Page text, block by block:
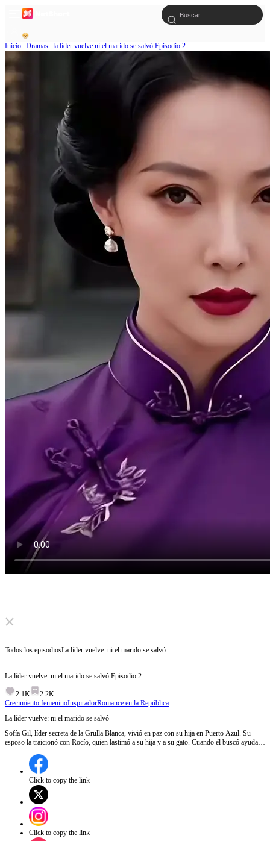
Inicio Dramas la líder vuelve ni el marido se salvó Episodio 2
Click to unmute
y lo desafió a intentarlo.
Todos los episodiosLa líder vuelve: ni el marido se salvó
La líder vuelve: ni el marido se salvó Episodio 2
2.1K
2.2K
Crecimiento femeninoInspiradorRomance en la República
La líder vuelve: ni el marido se salvó
Sofía Gil, líder secreta de la Grulla Blanca, vivió en paz con su hija en Puerto Azul. Su
esposo la traicionó con Rocío, quien lastimó a su hija y a su gato. Cuando él buscó ayuda
y protegió a su hija.
Click to copy the link
Click to copy the link